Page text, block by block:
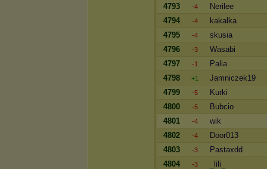
4793
-4
Nerilee
4794
-4
kakalka
4795
-4
skusia
4796
-3
Wasabi
4797
-1
Palia
4798
+1
Jamniczek19
4799
-5
Kurki
4800
-5
Bubcio
4801
-4
wik
4802
-4
Door013
4803
-3
Pastaxdd
4804
-3
_lili_